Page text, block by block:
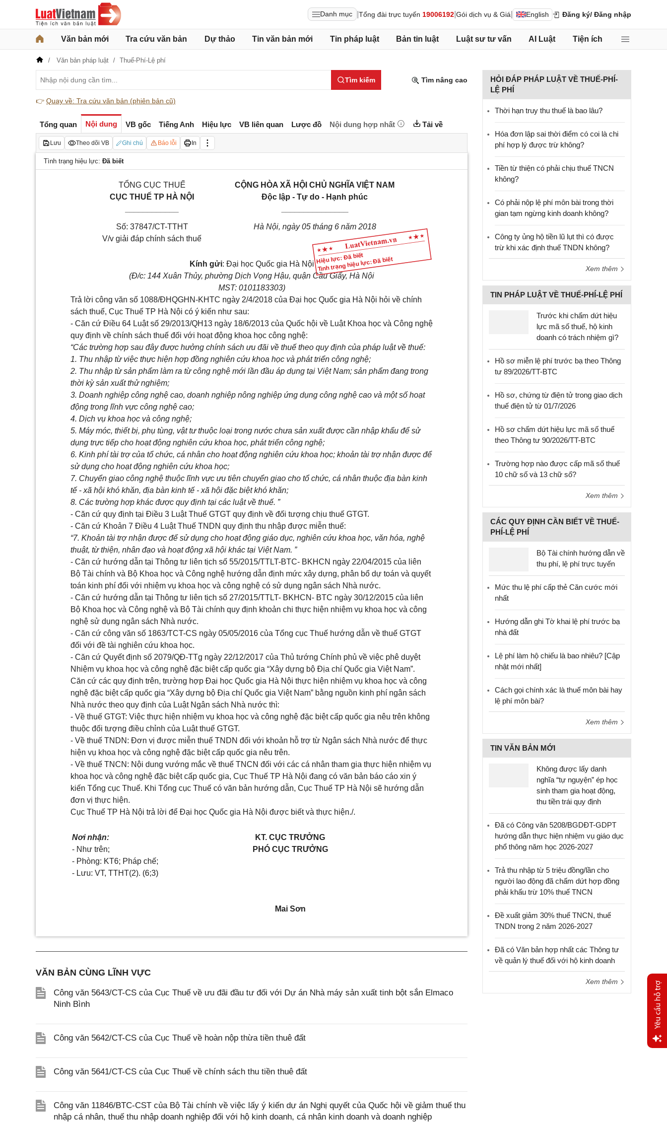
Danh mục Tổng đài trực tuyến 19006192 Gói dịch vụ & Giá English Đăng ký/ Đăng nhập
Văn bản mới Tra cứu văn bản Dự thảo Tin văn bản mới Tin pháp luật Bản tin luật Luật sư tư vấn AI Luật Tiện ích
Văn bản pháp luật Thuế-Phí-Lệ phí
Tìm kiếm Tìm nâng cao
👉 Quay về: Tra cứu văn bản (phiên bản cũ)
Tổng quan Nội dung VB gốc Tiếng Anh Hiệu lực VB liên quan Lược đồ Nội dung hợp nhất Tải về
Lưu Theo dõi VB Ghi chú Báo lỗi In
Tình trạng hiệu lực: Đã biết
Hiệu lực: Đã biết
Tình trạng hiệu lực: Đã biết
TỔNG CỤC THUẾ
CỤC THUẾ TP HÀ NỘI
CỘNG HÒA XÃ HỘI CHỦ NGHĨA VIỆT NAM
Độc lập - Tự do - Hạnh phúc
Số: 37847/CT-TTHT
V/v giải đáp chính sách thuế
Hà Nội, ngày 05 tháng 6 năm 2018
Kính gửi: Đại học Quốc gia Hà Nội
(Đ/c: 144 Xuân Thủy, phường Dịch Vọng Hậu, quận Cầu Giấy, Hà Nội
MST: 0101183303)
Trả lời công văn số 1088/ĐHQGHN-KHTC ngày 2/4/2018 của Đại học Quốc gia Hà Nội hỏi về chính
sách thuế, Cục Thuế TP Hà Nội có ý kiến như sau:
- Căn cứ Điều 64 Luật số 29/2013/QH13 ngày 18/6/2013 của Quốc hội về Luật Khoa học và Công nghệ
quy định về chính sách thuế đối với hoạt động khoa học công nghệ:
“Các trường hợp sau đây được hưởng chính sách ưu đãi về thuế theo quy định của pháp luật về thuế:
1. Thu nhập từ việc thực hiện hợp đồng nghiên cứu khoa học và phát triển công nghệ;
2. Thu nhập từ sản phẩm làm ra từ công nghệ mới lần đầu áp dụng tại Việt Nam; sản phẩm đang trong
thời kỳ sản xuất thử nghiệm;
3. Doanh nghiệp công nghệ cao, doanh nghiệp nông nghiệp ứng dụng công nghệ cao và một số hoạt
động trong lĩnh vực công nghệ cao;
4. Dịch vụ khoa học và công nghệ;
5. Máy móc, thiết bị, phụ tùng, vật tư thuộc loại trong nước chưa sản xuất được cần nhập khẩu để sử
dụng trực tiếp cho hoạt động nghiên cứu khoa học, phát triển công nghệ;
6. Kinh phí tài trợ của tổ chức, cá nhân cho hoạt động nghiên cứu khoa học; khoản tài trợ nhận được để
sử dụng cho hoạt động nghiên cứu khoa học;
7. Chuyển giao công nghệ thuộc lĩnh vực ưu tiên chuyển giao cho tổ chức, cá nhân thuộc địa bàn kinh
tế - xã hội khó khăn, địa bàn kinh tế - xã hội đặc biệt khó khăn;
8. Các trường hợp khác được quy định tại các luật về thuế. ”
- Căn cứ quy định tại Điều 3 Luật Thuế GTGT quy định về đối tượng chịu thuế GTGT.
- Căn cứ Khoản 7 Điều 4 Luật Thuế TNDN quy định thu nhập được miễn thuế:
“7. Khoản tài trợ nhận được để sử dụng cho hoạt động giáo dục, nghiên cứu khoa học, văn hóa, nghệ
thuật, từ thiện, nhân đạo và hoạt động xã hội khác tại Việt Nam. ”
- Căn cứ hướng dẫn tại Thông tư liên tịch số 55/2015/TTLT-BTC- BKHCN ngày 22/04/2015 của liên
Bộ Tài chính và Bộ Khoa học và Công nghệ hướng dẫn định mức xây dựng, phân bổ dự toán và quyết
toán kinh phí đối với nhiệm vụ khoa học và công nghệ có sử dụng ngân sách Nhà nước.
- Căn cứ hướng dẫn tại Thông tư liên tịch số 27/2015/TTLT- BKHCN- BTC ngày 30/12/2015 của liên
Bộ Khoa học và Công nghệ và Bộ Tài chính quy định khoản chi thực hiện nhiệm vụ khoa học và công
nghệ sử dụng ngân sách Nhà nước.
- Căn cứ công văn số 1863/TCT-CS ngày 05/05/2016 của Tổng cục Thuế hướng dẫn về thuế GTGT
đối với đề tài nghiên cứu khoa học.
- Căn cứ Quyết định số 2079/QĐ-TTg ngày 22/12/2017 của Thủ tướng Chính phủ về việc phê duyệt
Nhiệm vụ khoa học và công nghệ đặc biệt cấp quốc gia “Xây dựng bộ Địa chí Quốc gia Việt Nam”.
Căn cứ các quy định trên, trường hợp Đại học Quốc gia Hà Nội thực hiện nhiệm vụ khoa học và công
nghệ đặc biệt cấp quốc gia “Xây dựng bộ Địa chí Quốc gia Việt Nam” bằng nguồn kinh phí ngân sách
Nhà nước theo quy định của Luật Ngân sách Nhà nước thì:
- Về thuế GTGT: Việc thực hiện nhiệm vụ khoa học và công nghệ đặc biệt cấp quốc gia nêu trên không
thuộc đối tượng điều chỉnh của Luật thuế GTGT.
- Về thuế TNDN: Đơn vị được miễn thuế TNDN đối với khoản hỗ trợ từ Ngân sách Nhà nước để thực
hiện vụ khoa học và công nghệ đặc biệt cấp quốc gia nêu trên.
- Về thuế TNCN: Nội dung vướng mắc về thuế TNCN đối với các cá nhân tham gia thực hiện nhiệm vụ
khoa học và công nghệ đặc biệt cấp quốc gia, Cục Thuế TP Hà Nội đang có văn bản báo cáo xin ý
kiến Tổng cục Thuế. Khi Tổng cục Thuế có văn bản hướng dẫn, Cục Thuế TP Hà Nội sẽ hướng dẫn
đơn vị thực hiện.
Cục Thuế TP Hà Nội trả lời để Đại học Quốc gia Hà Nội được biết và thực hiện./.
Nơi nhận:
- Như trên;
- Phòng: KT6; Pháp chế;
- Lưu: VT, TTHT(2). (6;3)
KT. CỤC TRƯỞNG
PHÓ CỤC TRƯỞNG
Mai Sơn
VĂN BẢN CÙNG LĨNH VỰC
Công văn 5643/CT-CS của Cục Thuế về ưu đãi đầu tư đối với Dự án Nhà máy sản xuất tinh bột sắn Elmaco
Ninh Bình
Công văn 5642/CT-CS của Cục Thuế về hoàn nộp thừa tiền thuê đất
Công văn 5641/CT-CS của Cục Thuế về chính sách thu tiền thuê đất
Công văn 11846/BTC-CST của Bộ Tài chính về việc lấy ý kiến dự án Nghị quyết của Quốc hội về giảm thuế thu
nhập cá nhân, thuế thu nhập doanh nghiệp đối với hộ kinh doanh, cá nhân kinh doanh và doanh nghiệp
HỎI ĐÁP PHÁP LUẬT VỀ THUẾ-PHÍ-
LỆ PHÍ
Thời hạn truy thu thuế là bao lâu?
Hóa đơn lập sai thời điểm có coi là chi
phí hợp lý được trừ không?
Tiền từ thiện có phải chịu thuế TNCN
không?
Có phải nộp lệ phí môn bài trong thời
gian tạm ngừng kinh doanh không?
Công ty ủng hộ tiền lũ lụt thì có được
trừ khi xác định thuế TNDN không?
Xem thêm
TIN PHÁP LUẬT VỀ THUẾ-PHÍ-LỆ PHÍ
Trước khi chấm dứt hiệu
lực mã số thuế, hộ kinh
doanh có trách nhiệm gì?
Hồ sơ miễn lệ phí trước bạ theo Thông
tư 89/2026/TT-BTC
Hồ sơ, chứng từ điện tử trong giao dịch
thuế điện tử từ 01/7/2026
Hồ sơ chấm dứt hiệu lực mã số thuế
theo Thông tư 90/2026/TT-BTC
Trường hợp nào được cấp mã số thuế
10 chữ số và 13 chữ số?
Xem thêm
CÁC QUY ĐỊNH CẦN BIẾT VỀ THUẾ-
PHÍ-LỆ PHÍ
Bộ Tài chính hướng dẫn về
thu phí, lệ phí trực tuyến
Mức thu lệ phí cấp thẻ Căn cước mới
nhất
Hướng dẫn ghi Tờ khai lệ phí trước bạ
nhà đất
Lệ phí làm hộ chiếu là bao nhiêu? [Cập
nhật mới nhất]
Cách gọi chính xác là thuế môn bài hay
lệ phí môn bài?
Xem thêm
TIN VĂN BẢN MỚI
Không được lấy danh
nghĩa “tự nguyện” ép học
sinh tham gia hoạt động,
thu tiền trái quy định
Đã có Công văn 5208/BGDĐT-GDPT
hướng dẫn thực hiện nhiệm vụ giáo dục
phổ thông năm học 2026-2027
Trả thu nhập từ 5 triệu đồng/lần cho
người lao động đã chấm dứt hợp đồng
phải khấu trừ 10% thuế TNCN
Đề xuất giảm 30% thuế TNCN, thuế
TNDN trong 2 năm 2026-2027
Đã có Văn bản hợp nhất các Thông tư
về quản lý thuế đối với hộ kinh doanh
Xem thêm